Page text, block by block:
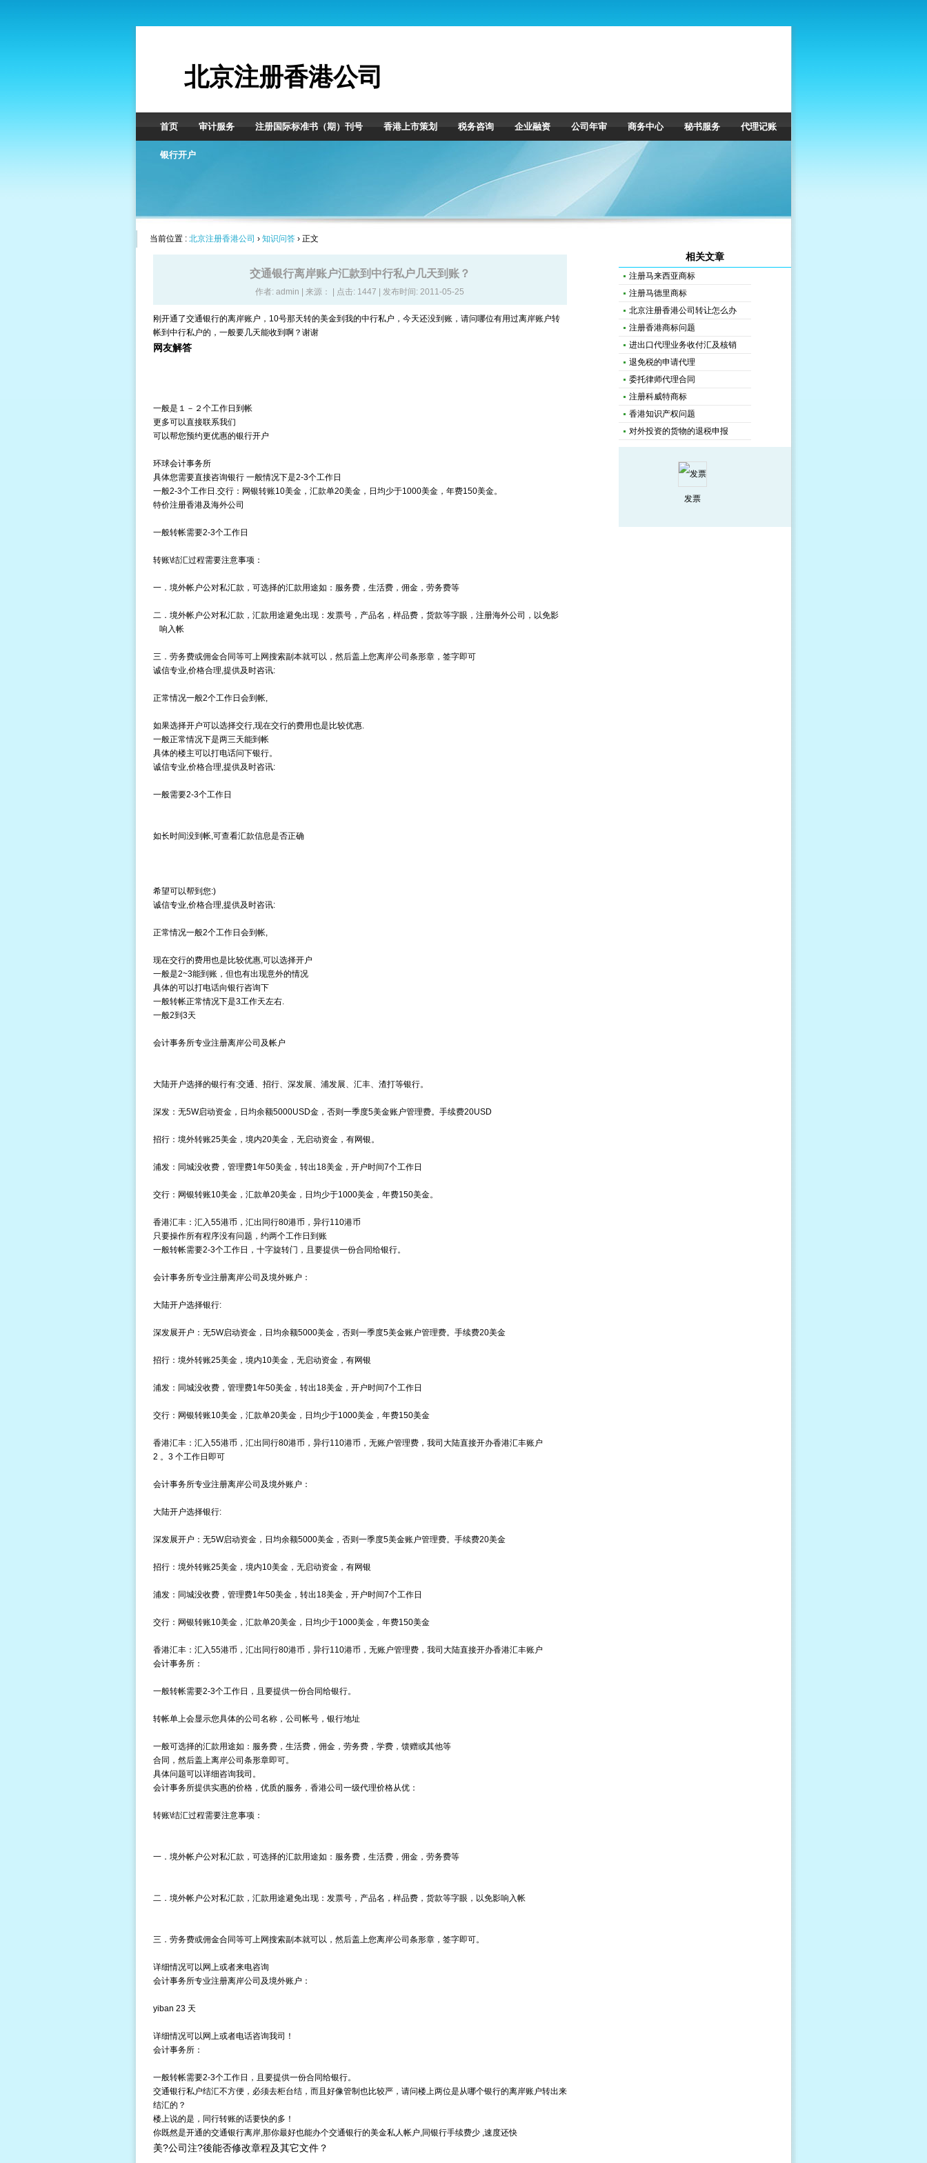
北京注册香港公司
首页 审计服务 注册国际标准书（期）刊号 香港上市策划 税务咨询 企业融资 公司年审 商务中心 秘书服务 代理记账
银行开户
当前位置 : 北京注册香港公司 › 知识问答› 正文
交通银行离岸账户汇款到中行私户几天到账？
作者: admin | 来源： | 点击: 1447 | 发布时间: 2011-05-25
刚开通了交通银行的离岸账户，10号那天转的美金到我的中行私户，今天还没到账，请问哪位有用过离岸账户转
帐到中行私户的，一般要几天能收到啊？谢谢
网友解答
一般是１－２个工作日到帐
更多可以直接联系我们
可以帮您预约更优惠的银行开户
环球会计事务所
具体您需要直接咨询银行 一般情况下是2-3个工作日
一般2-3个工作日.交行：网银转账10美金，汇款单20美金，日均少于1000美金，年费150美金。
特价注册香港及海外公司
一般转帐需要2-3个工作日
转账\结汇过程需要注意事项：
一．境外帐户公对私汇款，可选择的汇款用途如：服务费，生活费，佣金，劳务费等
二．境外帐户公对私汇款，汇款用途避免出现：发票号，产品名，样品费，货款等字眼， 注册海外公司 ，以免影
响入帐
三．劳务费或佣金合同等可上网搜索副本就可以，然后盖上您离岸公司条形章，签字即可
诚信专业,价格合理,提供及时咨讯:
正常情况一般2个工作日会到帐,
如果选择开户可以选择交行,现在交行的费用也是比较优惠.
一般正常情况下是两三天能到帐
具体的楼主可以打电话问下银行。
诚信专业,价格合理,提供及时咨讯:
一般需要2-3个工作日
如长时间没到帐,可查看汇款信息是否正确
希望可以帮到您:)
诚信专业,价格合理,提供及时咨讯:
正常情况一般2个工作日会到帐,
现在交行的费用也是比较优惠,可以选择开户
一般是2~3能到账，但也有出现意外的情况
具体的可以打电话向银行咨询下
一般转帐正常情况下是3工作天左右.
一般2到3天
会计事务所专业注册离岸公司及帐户
大陆开户选择的银行有:交通、招行、深发展、浦发展、汇丰、渣打等银行。
深发：无5W启动资金，日均余额5000USD金，否则一季度5美金账户管理费。手续费20USD
招行：境外转账25美金，境内20美金，无启动资金，有网银。
浦发：同城没收费，管理费1年50美金，转出18美金，开户时间7个工作日
交行：网银转账10美金，汇款单20美金，日均少于1000美金，年费150美金。
香港汇丰：汇入55港币，汇出同行80港币，异行110港币
只要操作所有程序没有问题，约两个工作日到账
一般转帐需要2-3个工作日， 十字旋转门 ，且要提供一份合同给银行。
会计事务所专业注册离岸公司及境外账户：
大陆开户选择银行:
深发展开户：无5W启动资金，日均余额5000美金，否则一季度5美金账户管理费。手续费20美金
招行：境外转账25美金，境内10美金，无启动资金，有网银
浦发：同城没收费，管理费1年50美金，转出18美金，开户时间7个工作日
交行：网银转账10美金，汇款单20美金，日均少于1000美金，年费150美金
香港汇丰：汇入55港币，汇出同行80港币，异行110港币，无账户管理费，我司大陆直接开办香港汇丰账户
2 。3 个工作日即可
会计事务所专业注册离岸公司及境外账户：
大陆开户选择银行:
深发展开户：无5W启动资金，日均余额5000美金，否则一季度5美金账户管理费。手续费20美金
招行：境外转账25美金，境内10美金，无启动资金，有网银
浦发：同城没收费，管理费1年50美金，转出18美金，开户时间7个工作日
交行：网银转账10美金，汇款单20美金，日均少于1000美金，年费150美金
香港汇丰：汇入55港币，汇出同行80港币，异行110港币，无账户管理费，我司大陆直接开办香港汇丰账户
会计事务所：
一般转帐需要2-3个工作日，且要提供一份合同给银行。
转帐单上会显示您具体的公司名称，公司帐号，银行地址
一般可选择的汇款用途如：服务费，生活费，佣金，劳务费，学费，馈赠或其他等
合同，然后盖上离岸公司条形章即可。
具体问题可以详细咨询我司。
会计事务所提供实惠的价格，优质的服务，香港公司一级代理价格从优：
转账\结汇过程需要注意事项：
一．境外帐户公对私汇款，可选择的汇款用途如：服务费，生活费，佣金，劳务费等
二．境外帐户公对私汇款，汇款用途避免出现：发票号，产品名，样品费，货款等字眼，以免影响入帐
三．劳务费或佣金合同等可上网搜索副本就可以，然后盖上您离岸公司条形章，签字即可。
详细情况可以网上或者来电咨询
会计事务所专业注册离岸公司及境外账户：
yiban 23 天
详细情况可以网上或者电话咨询我司！
会计事务所：
一般转帐需要2-3个工作日，且要提供一份合同给银行。
交通银行私户结汇不方便，必须去柜台结，而且好像管制也比较严，请问楼上两位是从哪个银行的离岸账户转出来
结汇的？
楼上说的是，同行转账的话要快的多！
你既然是开通的交通银行离岸,那你最好也能办个交通银行的美金私人帐户,同银行手续费少 ,速度还快
美?公司注?後能否修改章程及其它文件？
相关文章
注册马来西亚商标
注册马德里商标
北京注册香港公司转让怎么办
注册香港商标问题
进出口代理业务收付汇及核销
退免税的申请代理
委托律师代理合同
注册科威特商标
香港知识产权问题
对外投资的货物的退税申报
发票